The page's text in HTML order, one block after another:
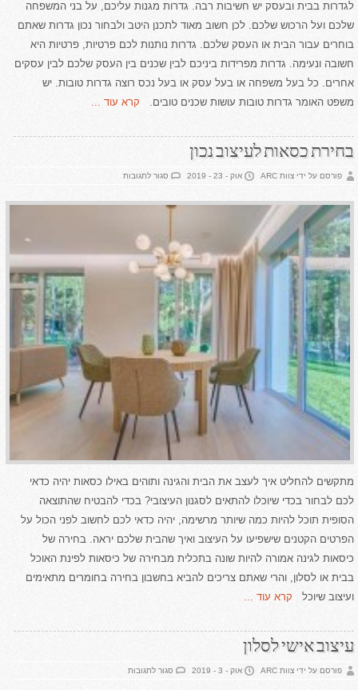
לגדרות בבית ובעסק יש חשיבות רבה. גדרות מגנות עליכם, על בני המשפחה
שלכם ועל הרכוש שלכם. לכן חשוב מאוד לתכנן היטב ולבחור נכון גדרות שאתם
בוחרים עבור הבית או העסק שלכם. גדרות נותנות לכם פרטיות, פרטיות היא
חשובה ונעימה. גדרות מפרידות ביניכם לבין שכנים בין העסק שלכם לבין עסקים
אחרים. כל בעל משפחה או בעל עסק או בעל נכס רוצה גדרות טובות. יש
משפט האומר גדרות טובות עושות שכנים טובים.
קרא עוד ...
בחירת כסאות לעיצוב נכון
פורסם על ידי צוות ARC אוק - 23 - 2019 סגור לתגובותעל
לעיצוב
מתקשים להחליט איך לעצב את הבית והגינה ותוהים באילו כסאות יהיה כדאי
לכם לבחור בכדי שיוכלו להתאים לסגנון העיצובי? בכדי להבטיח שהתוצאה
הסופית תוכל להיות כמה שיותר מרשימה, יהיה כדאי לכם לחשוב לפני הכול על
הפרטים הקטנים שישפיעו על העיצוב ואיך שהבית שלכם יראה. בחירה של
כיסאות לגינה אמורה להיות שונה בתכלית מבחירה של כיסאות לפינת האוכל
בבית או לסלון, והרי שאתם צריכים להביא בחשבון בחירה בחומרים מתאימים
ועיצוב שיוכל קרא עוד ...
עיצוב אישי לסלון
פורסם על ידי צוות ARC אוק - 3 - 2019 סגור לתגובותעל